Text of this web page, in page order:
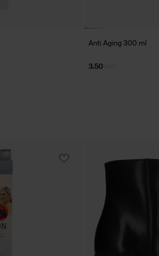
Anti Aging 300 ml
9.99
3.50